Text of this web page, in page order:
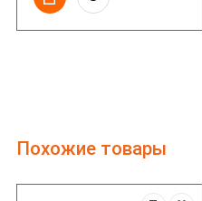
Похожие товары